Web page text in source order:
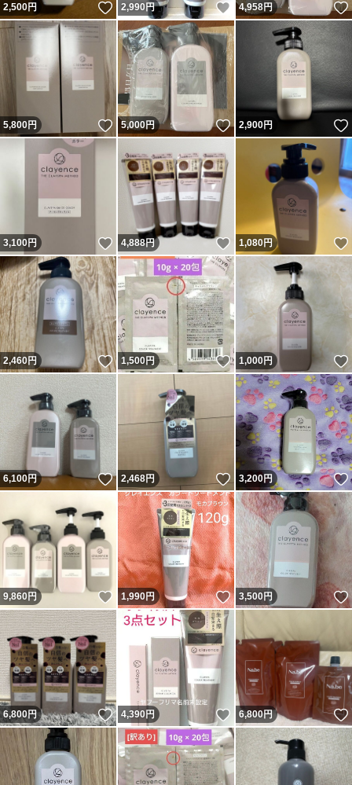
2,500円 いいね！
2,990 円 いいね！
4,958円
5,800円 いいね！
5,000円 いいね！
2,900円
3,100円 いいね！
4,888円 いいね！
1,080円
2,460円 いいね！
1,500円 いいね！
1,000円
6,100円 いいね！
2,468円 いいね！
3,200円
9,860円 いいね！
1,990円 いいね！
3,500円
6,800円 いいね！
4,390円 いいね！
6,800円